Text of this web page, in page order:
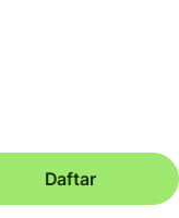
Daftar